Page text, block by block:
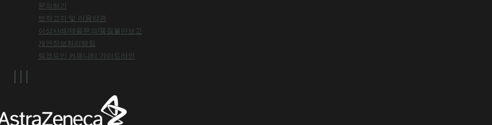
문의하기
법적고지 및 이용약관
이상사례/제품문의/품질불만보고
개인정보처리방침
링크드인 커뮤니티 가이드라인